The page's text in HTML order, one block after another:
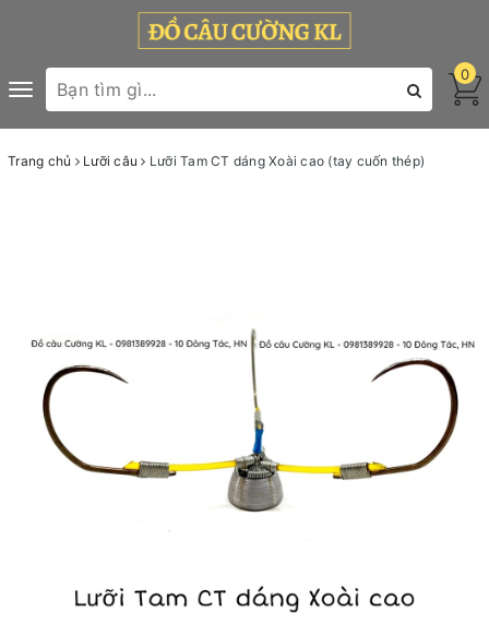
Toggle
navigation
0
Trang chủ Lưỡi câu Lưỡi Tam CT dáng Xoài cao (tay cuốn thép)